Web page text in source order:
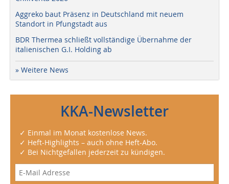
Aggreko baut Präsenz in Deutschland mit neuem
Standort in Pfungstadt aus
BDR Thermea schließt vollständige Übernahme der
italienischen G.I. Holding ab
» Weitere News
KKA-Newsletter
✓ Einmal im Monat kostenlose News.
✓ Heft-Highlights – auch ohne Heft-Abo.
✓ Bei Nichtgefallen jederzeit zu kündigen.